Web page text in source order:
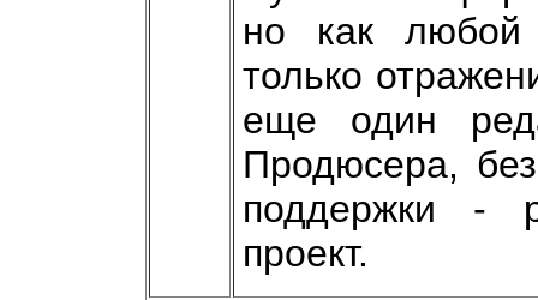
но как любой
только
еще один
Продюсера,
поддержки -
проект.